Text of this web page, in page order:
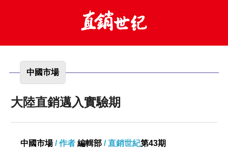
中國市場
大陸直銷邁入實驗期
中國市場/ 作者 編輯部 / 直銷世紀第43期